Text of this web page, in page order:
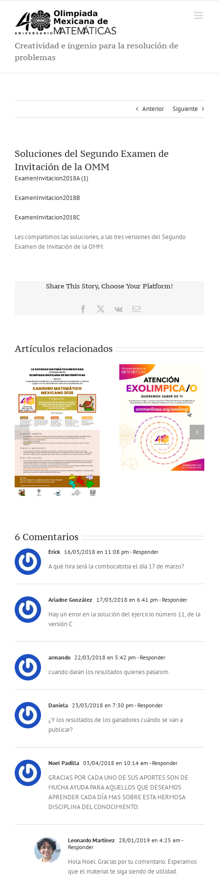
contenido
Creatividad e ingenio para la resolución de
problemas
Anterior Siguiente
Soluciones del Segundo Examen de
Invitación de la OMM
ExamenInvitacion2018A (1)
ExamenInvitacion2018B
ExamenInvitacion2018C
Les compartimos las soluciones, a las tres versiones del Segundo
Examen de Invitación de la OMM.
Share This Story, Choose Your Platform!
Facebook Vk
Correo
Artículos relacionados
6 Comentarios
Erick 16/03/2018 en 11:08 pm - Responder
A qué hira será la combocatotia el día 17 de marzo?
Ariadne González 17/03/2018 en 6:41 pm - Responder
Hay un error en la solución del ejercicio número 11, de la
versión C
armando 22/03/2018 en 5:42 pm - Responder
cuando daran los resultados quienes pasarom
Daniela 23/03/2018 en 7:30 pm - Responder
¿Y los resultados de los ganadores cuándo se van a
publicar?
Noel Padilla 03/04/2018 en 10:14 am - Responder
GRACIAS POR CADA UNO DE SUS APORTES SON DE
MUCHA AYUDA PARA AQUELLOS QUE DESEAMOS
APRENDER CADA DÍA MAS SOBRE ESTA HERMOSA
DISCIPLINA DEL CONOCIMIENTO.
Leonardo Martínez 28/01/2019 en 4:25 am -
Responder
Hola Noel. Gracias por tu comentario. Esperamos
que el material te siga siendo de utilidad.